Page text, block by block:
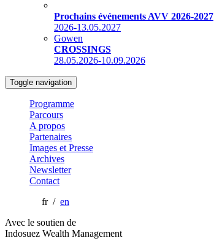
Prochains événements AVV 2026-2027
2026-13.05.2027
Gowen
CROSSINGS
28.05.2026-10.09.2026
Toggle navigation
Programme
Parcours
A propos
Partenaires
Images et Presse
Archives
Newsletter
Contact
fr / en
Avec le soutien de
Indosuez Wealth Management